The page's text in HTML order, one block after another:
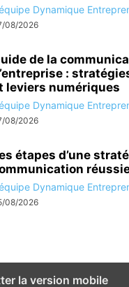
Dynamique
08/2026
de la
:
leviers numériques
Dynamique
08/2026
étapes d’une
Dynamique
08/2026
la version mobile